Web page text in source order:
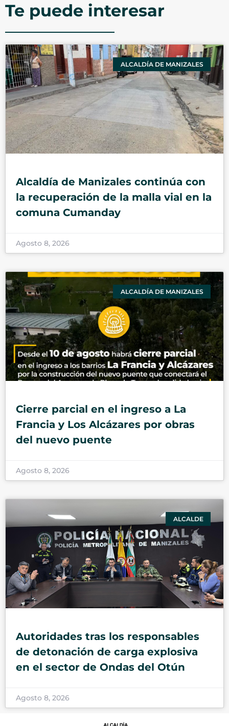
Te puede interesar
ALCALDÍA DE MANIZALES
Alcaldía de Manizales continúa con
la recuperación de la malla vial en la
comuna Cumanday
Agosto 8, 2026
ALCALDÍA DE MANIZALES
Cierre parcial en el ingreso a La
Francia y Los Alcázares por obras
del nuevo puente
Agosto 8, 2026
ALCALDE
Autoridades tras los responsables
de detonación de carga explosiva
en el sector de Ondas del Otún
Agosto 8, 2026